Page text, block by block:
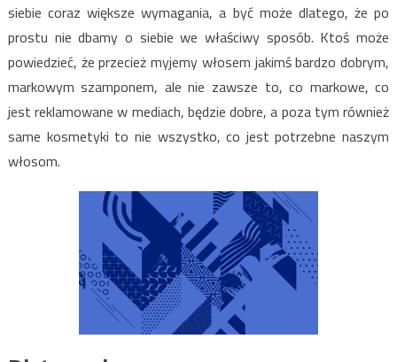
siebie coraz większe wymagania, a być może dlatego, że po
prostu nie dbamy o siebie we właściwy sposób. Ktoś może
powiedzieć, że przecież myjemy włosem jakimś bardzo dobrym,
markowym szamponem, ale nie zawsze to, co markowe, co
jest reklamowane w mediach, będzie dobre, a poza tym również
same kosmetyki to nie wszystko, co jest potrzebne naszym
włosom.